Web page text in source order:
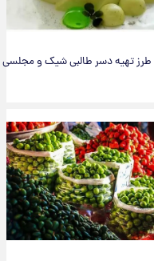
طرز تهیه دسر طالبی شیک و مجلسی